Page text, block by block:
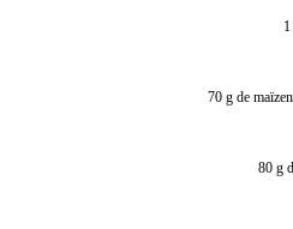
70 g de
80 g